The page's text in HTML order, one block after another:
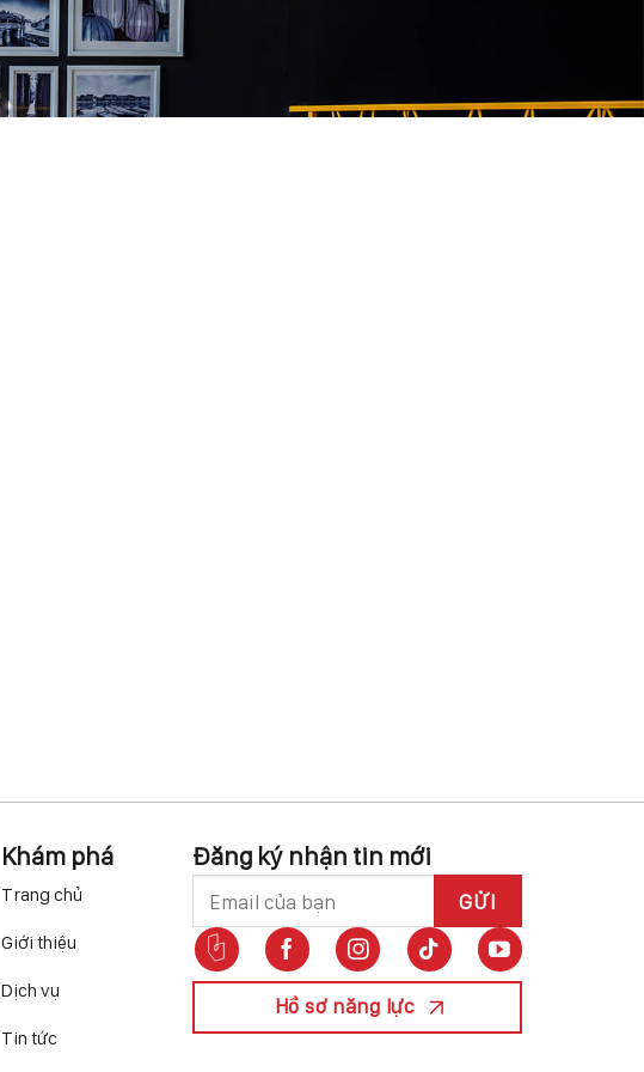
Khám phá
Trang chủ
Giới thiệu
Dịch vụ
Tin tức
Đăng ký nhận tin mới
Hồ sơ năng lực